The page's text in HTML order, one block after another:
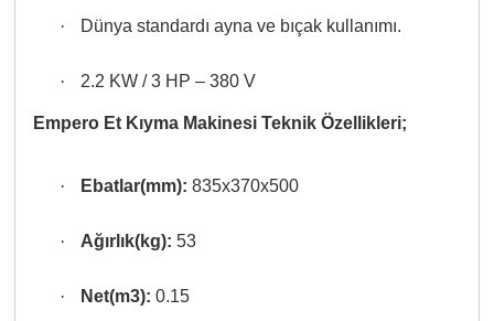
· Dünya standardı ayna ve bıçak kullanımı.
· 2.2 KW / 3 HP – 380 V
Empero Et Kıyma Makinesi Teknik Özellikleri;
· Ebatlar(mm): 835x370x500
· Ağırlık(kg): 53
· Net(m3): 0.15